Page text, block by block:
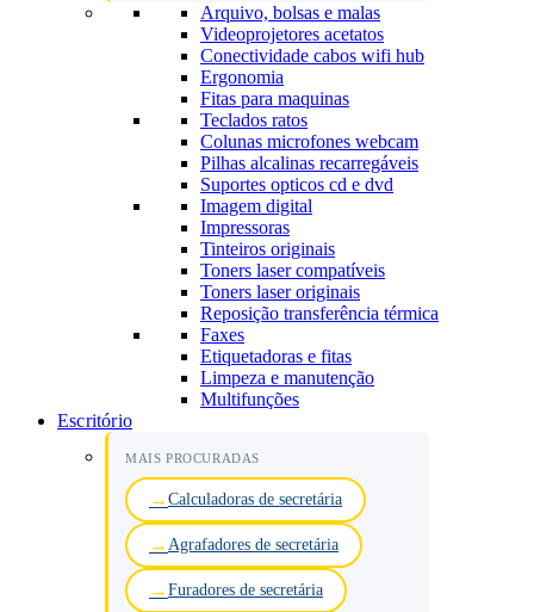
Arquivo, bolsas e malas
Videoprojetores acetatos
Conectividade cabos wifi hub
Ergonomia
Fitas para maquinas
Teclados ratos
Colunas microfones webcam
Pilhas alcalinas recarregáveis
Suportes opticos cd e dvd
Imagem digital
Impressoras
Tinteiros originais
Toners laser compatíveis
Toners laser originais
Reposição transferência térmica
Faxes
Etiquetadoras e fitas
Limpeza e manutenção
Multifunções
Escritório
MAIS PROCURADAS
Calculadoras de secretária
Agrafadores de secretária
Furadores de secretária